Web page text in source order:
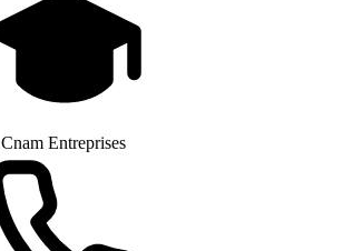
Cnam Entreprises